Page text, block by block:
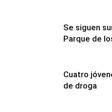
Se siguen
Parque de
Cuatro
de droga